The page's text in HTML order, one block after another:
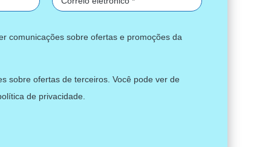
comunicações sobre ofertas e promoções da
sobre ofertas de terceiros. Você pode ver de
de privacidade.